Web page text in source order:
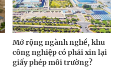
Mở rộng ngành nghề, khu
công nghiệp có phải xin lại
giấy phép môi trường?